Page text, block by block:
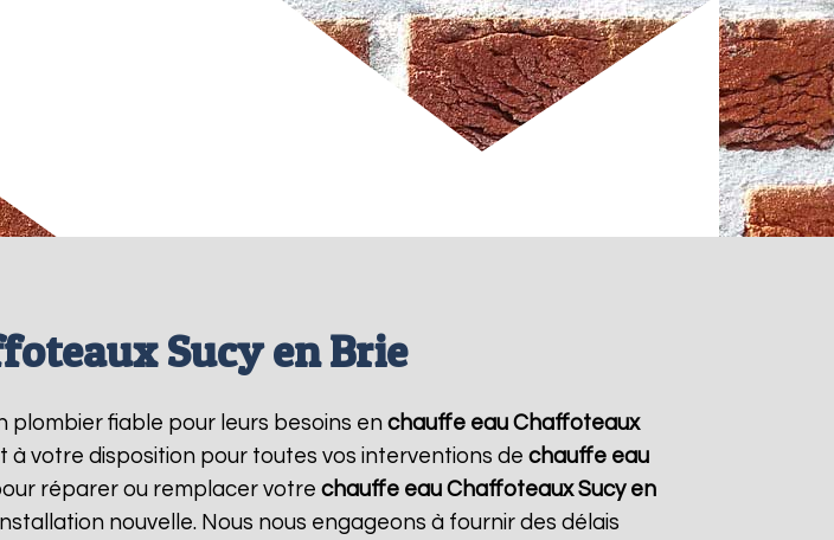
Sucy en Brie
plombier fiable pour leurs besoins en chauffe eau Chaffoteaux
votre disposition pour toutes vos interventions de chauffe eau
réparer ou remplacer votre chauffe eau Chaffoteaux Sucy en
nouvelle. Nous nous engageons à fournir des délais